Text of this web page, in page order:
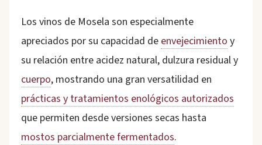
Los vinos de Mosela son especialmente
apreciados por su capacidad de envejecimiento y
su relación entre acidez natural, dulzura residual y
cuerpo, mostrando una gran versatilidad en
prácticas y tratamientos enológicos autorizados
que permiten desde versiones secas hasta
mostos parcialmente fermentados.